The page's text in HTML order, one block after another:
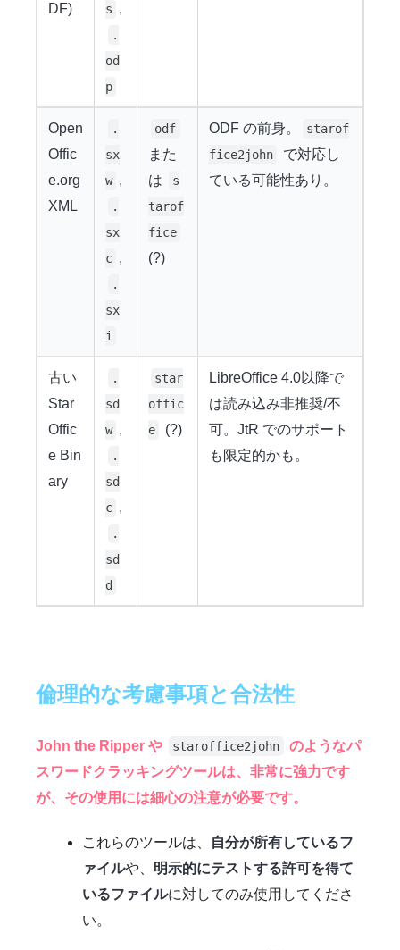
DF)
s ,
.
od
p
Open
Offic
e.org
XML
.
sx
w ,
.
sx
c ,
.
sx
i
odf
また
は
s
tarof
fice
(?)
ODF の前身。
starof
fice2john
で対応し
ている可能性あり。
古い
Star
Offic
e Bin
ary
.
sd
w ,
.
sd
c ,
.
sd
d
star
offic
e
(?)
LibreOffice 4.0以降で
は読み込み非推奨/不
可。JtR でのサポート
も限定的かも。
倫理的な考慮事項と合法性
John the Ripper や staroffice2john
のようなパ
スワードクラッキングツールは、非常に強力です
が、その使用には細心の注意が必要です。
これらのツールは、
自分が所有しているフ
ァイルや、 明示的にテストする許可を得て
いるファイルに対してのみ使用してくださ
い。